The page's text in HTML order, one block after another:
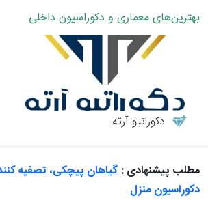
بهترین‌های معماری و دکوراسیون داخلی
دکوراتیو آرته
مطلب پیشنهادی :گیاهان پیچکی، تصفیه
دکوراسیون منزل